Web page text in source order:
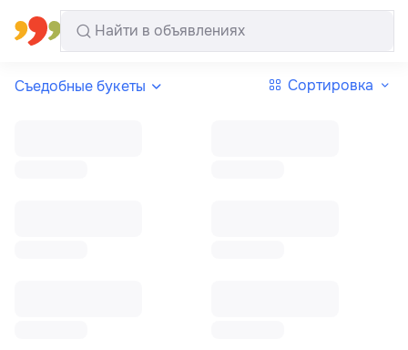
Все регионы Русский
Съедобные букеты Сортировка